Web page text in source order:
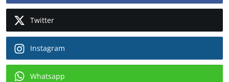
Twitter
Instagram
Whatsapp